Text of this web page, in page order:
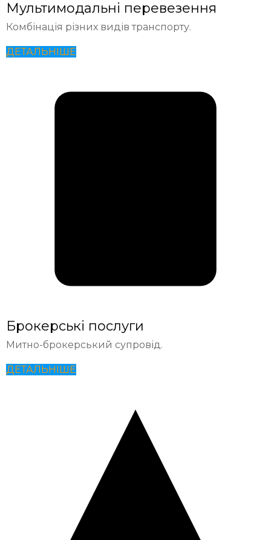
Мультимодальні перевезення
Комбінація різних видів транспорту.
ДЕТАЛЬНІШЕ
Брокерські послуги
Митно-брокерський супровід.
ДЕТАЛЬНІШЕ